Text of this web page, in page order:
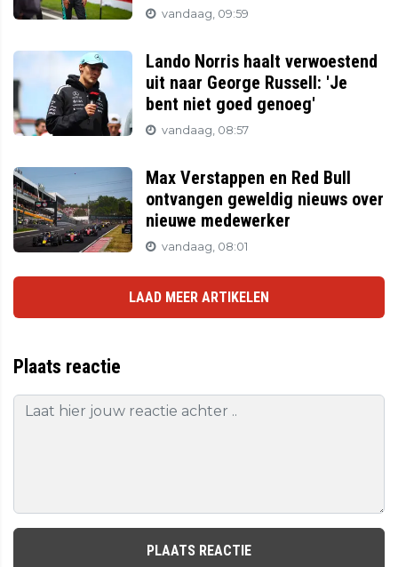
vandaag, 09:59
Lando Norris haalt verwoestend
uit naar George Russell: 'Je
bent niet goed genoeg'
vandaag, 08:57
Max Verstappen en Red Bull
ontvangen geweldig nieuws over
nieuwe medewerker
vandaag, 08:01
LAAD MEER ARTIKELEN
Plaats reactie
PLAATS REACTIE